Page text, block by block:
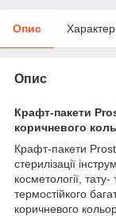
Опис
Опис
Крафт-пакети
коричневого
Крафт-пакети
стерилізації
косметології,
термостійкого
коричневого